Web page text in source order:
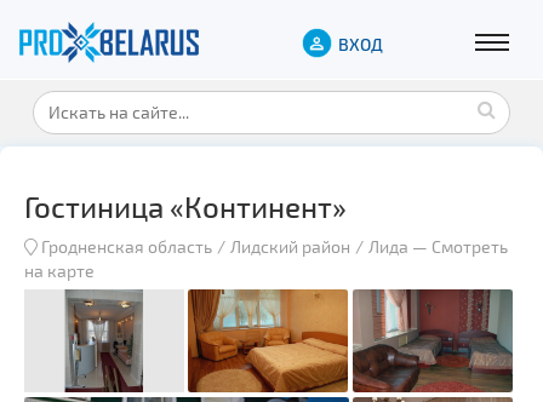
ВХОД
Гостиница «Континент»
Гродненская область Лидский район Лида — Смотреть
на карте